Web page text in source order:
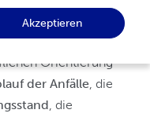
mit Epilepsie
kann, hängt von
Orientierung
der Anfälle, die
, die
Akzeptieren